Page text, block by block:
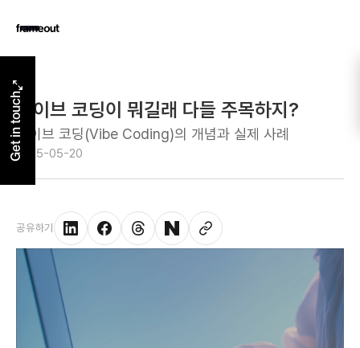
Get in touch바이브 코딩이 뭐길래 다들 주목하지?
바이브 코딩(Vibe Coding)의 개념과 실제 사례
2025-05-20
공유하기